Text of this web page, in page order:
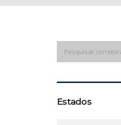
Estados